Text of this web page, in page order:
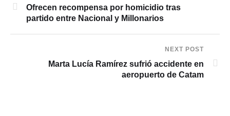
Ofrecen recompensa por homicidio tras
partido entre Nacional y Millonarios
NEXT POST
Marta Lucía Ramírez sufrió accidente en
aeropuerto de Catam